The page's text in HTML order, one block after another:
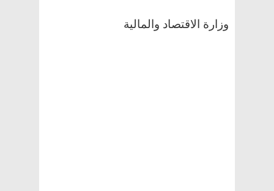
وزارة الاقتصاد والمالية